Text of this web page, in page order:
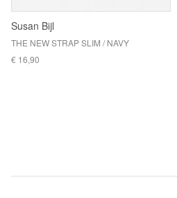
Susan Bijl
THE NEW STRAP SLIM / NAVY
€ 16,90